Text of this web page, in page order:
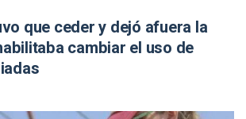
que ceder y dejó afuera la
cambiar el uso de